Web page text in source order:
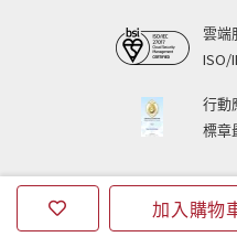
加入購物
雲端
ISO/
行動
標章